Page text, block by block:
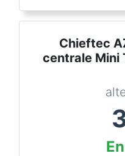
Chieftec
centrale Mini